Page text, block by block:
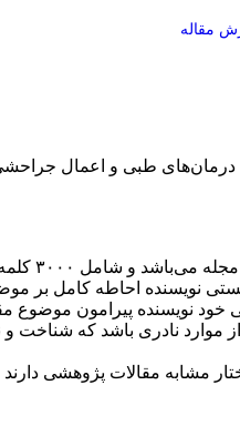
مقاله
طبی و اعمال
می­باشد. در مقاله اصلی بایستی حداکثر به ۳۰ منبع ارجاع داده شود
خود نویسنده پیرامون موضوع